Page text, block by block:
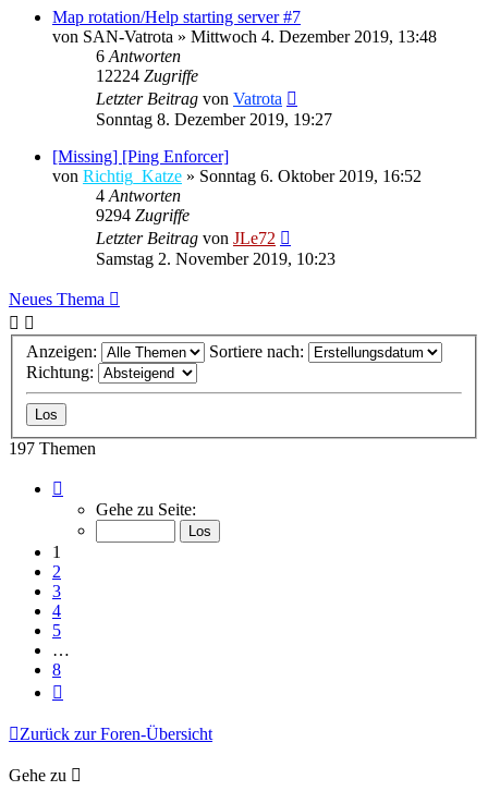
Map rotation/Help starting server #7
von SAN-Vatrota » Mittwoch 4. Dezember 2019, 13:48
6 Antworten
12224 Zugriffe
Letzter Beitrag von Vatrota
Sonntag 8. Dezember 2019, 19:27
[Missing] [Ping Enforcer]
von Richtig_Katze » Sonntag 6. Oktober 2019, 16:52
4 Antworten
9294 Zugriffe
Letzter Beitrag von JLe72
Samstag 2. November 2019, 10:23
Neues Thema
Anzeigen:
Sortiere nach:
Richtung:
197 Themen
von
Gehe zu Seite:
1
2
3
4
5
…
8
Zurück zur Foren-Übersicht
Gehe zu